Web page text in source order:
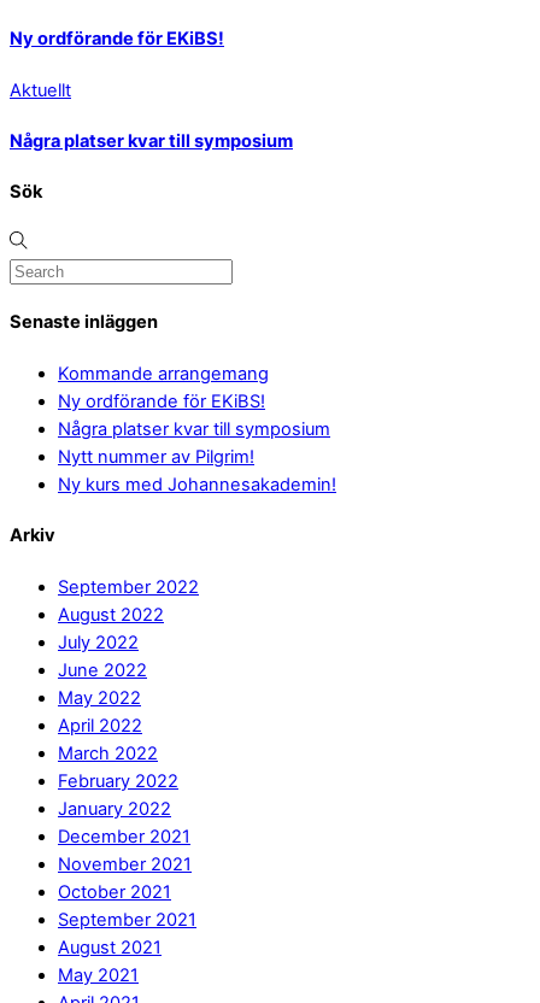
Ny ordförande för EKiBS!
Aktuellt
Några platser kvar till symposium
Sök
Senaste inläggen
Kommande arrangemang
Ny ordförande för EKiBS!
Några platser kvar till symposium
Nytt nummer av Pilgrim!
Ny kurs med Johannesakademin!
Arkiv
September 2022
August 2022
July 2022
June 2022
May 2022
April 2022
March 2022
February 2022
January 2022
December 2021
November 2021
October 2021
September 2021
August 2021
May 2021